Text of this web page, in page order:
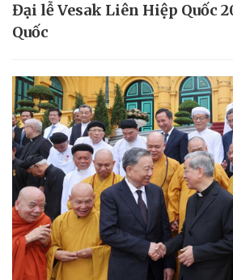
Đại lễ Vesak Liên Hiệp Quốc
Quốc